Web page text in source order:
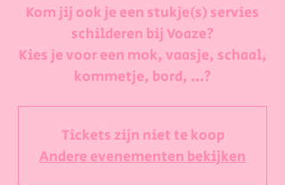
Kom jij ook je een stukje(s) servies
schilderen bij Voaze?
Kies je voor een mok, vaasje, schaal,
kommetje, bord, ...?
Tickets zijn niet te koop
Andere evenementen bekijken